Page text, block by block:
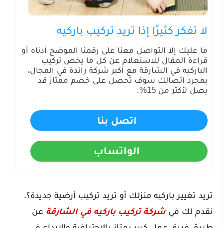
لا تفكر كثيرًا إذا تريد تركيب باركيه
ما عليك إلا التواصل معنا على رقمنا الموضح أدناه أو
قراءة المقال للاستعلام عن كل ما يخص تركيب
الباركيه في الشارقة مع أكبر شركة رائدة في المجال،
بمجرد اتصالك سوف تحصل على خصم ممتاز قد
يصل لأكثر من 15%.
اتصل بنا
الواتساب
تريد تغيير باركيه منزلك أو تريد تركيب أرضية جديدة؟.
نقدم لك في شركة تركيب باركيه في الشارقة عن